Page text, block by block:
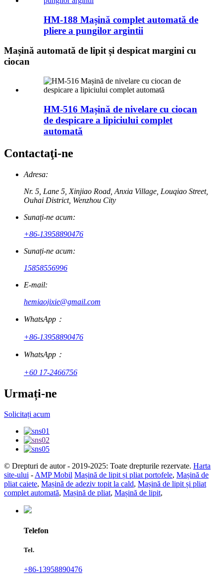
HM-188 Mașină complet automată de
pliere a pungilor argintii
Mașină automată de lipit și despicat margini cu
ciocan
HM-516 Mașină de nivelare cu ciocan
de despicare a lipiciului complet
automată
Contactaţi-ne
Adresa:
Nr. 5, Lane 5, Xinjiao Road, Anxia Village, Louqiao Street,
Ouhai District, Wenzhou City
Sunați-ne acum:
+86-13958890476
Sunați-ne acum:
15858556996
E-mail:
hemiaojixie@gmail.com
WhatsApp：
+86-13958890476
WhatsApp：
+60 17-2466756
Urmați-ne
Solicitați acum
© Drepturi de autor - 2019-2025: Toate drepturile rezervate. Harta
site-ului -AMP Mobil Mașină de lipit și pliat portofele, Mașină de
pliat caiete, Mașină de adeziv topit la cald, Mașină de lipit și pliat
complet automată, Mașină de pliat, Mașină de lipit,
Telefon
Tel.
+86-13958890476